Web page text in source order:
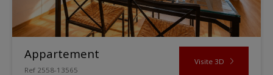
Appartement
Ref 2558-13565
Visite 3D